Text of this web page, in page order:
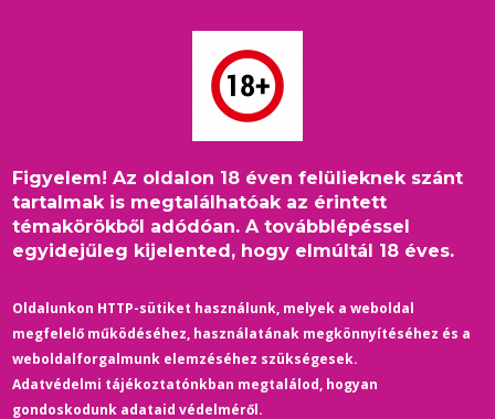
Figyelem! Az oldalon 18 éven felülieknek szánt
tartalmak is megtalálhatóak az érintett
témakörökből adódóan. A továbblépéssel
egyidejűleg kijelented, hogy elmúltál 18 éves.
Oldalunkon HTTP-sütiket használunk, melyek a weboldal
megfelelő működéséhez, használatának megkönnyítéséhez és a
weboldalforgalmunk elemzéséhez szükségesek.
Adatvédelmi tájékoztatónkban megtalálod, hogyan
gondoskodunk adataid védelméről.
Morzsa
Címlap /Belföld /
Szivárványos zászlóra rajzolt horogkeresztet posztolt,
nyomoznak az Alapjogokért Központ szakértője ellen